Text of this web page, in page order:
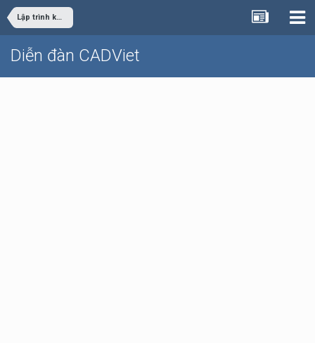
Lập trình khác
Diễn đàn CADViet